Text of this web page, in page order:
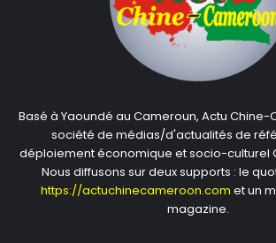
Basé à Yaoundé au Cameroun, Actu
société de médias/d'actualités de
déploiement économique et socio-culturel
Nous diffusons sur deux supports : le
https://actuchinecameroon.com et un
magazine.